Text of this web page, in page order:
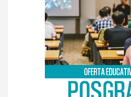
Posgrados
VER MÁS